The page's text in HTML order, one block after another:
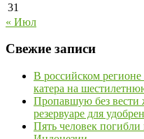
31
« Июл
Свежие записи
В российском регионе
катера на
Пропавшую без вести
резервуаре для
Пять человек